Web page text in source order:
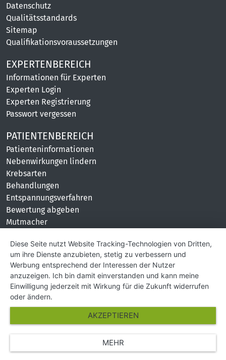
Datenschutz
Qualitätsstandards
Sitemap
Qualifikationsvoraussetzungen
EXPERTENBEREICH
Informationen für Experten
Experten Login
Experten Registrierung
Passwort vergessen
PATIENTENBEREICH
Patienteninformationen
Nebenwirkungen lindern
Krebsarten
Behandlungen
Entspannungsverfahren
Bewertung abgeben
Mutmacher
KONTAKT
Impressum
Hilfe und Kontakt
Partner
Presse
Über Uns
© Copyright 2026 SGK Stärker gegen Krebs
Diese Seite nutzt Website Tracking-Technologien von Dritten,
um ihre Dienste anzubieten, stetig zu verbessern und
Werbung entsprechend der Interessen der Nutzer
anzuzeigen. Ich bin damit einverstanden und kann meine
Einwilligung jederzeit mit Wirkung für die Zukunft widerrufen
oder ändern.
AKZEPTIEREN
MEHR